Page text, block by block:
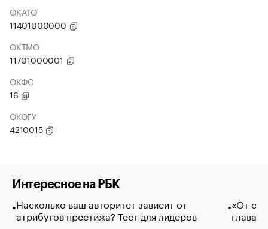
ОКАТО
11401000000
ОКТМО
11701000001
ОКФС
16
ОКОГУ
4210015
Интересное на РБК
Насколько ваш авторитет зависит от
атрибутов престижа? Тест для лидеров
«От
глава